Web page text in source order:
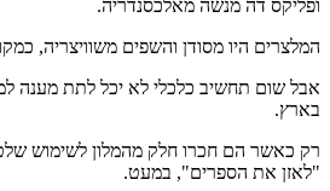
ופליקס דה מנשה מאלכסנדריה.
המלצרים היו מסודן והשפים משוויצריה,
אבל שום תחשיב כלכלי לא יכל לתת מענה
בארץ.
רק כאשר הם חכרו חלק מהמלון לשימוש
"לאזן את הספרים", במעט.